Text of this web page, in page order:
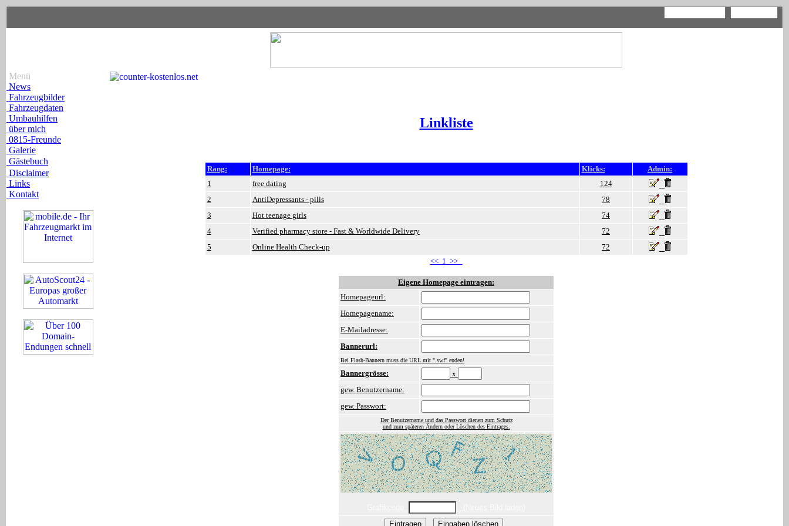
Menü
News
Fahrzeugbilder
Fahrzeugdaten
Umbauhilfen
über mich
0815-Freunde
Galerie
Gästebuch
Disclaimer
Links
Kontakt
Linkliste
Rang: Homepage: Klicks:
Admin:
1
free dating
124
2
AntiDepressants - pills
78
3
Hot teenage girls
74
4
Verified pharmacy store - Fast & Worldwide Delivery
72
5
Online Health Check-up
72
<< 1 >>
Eigene Homepage eintragen:
Homepageurl:
Homepagename:
E-Mailadresse:
Bannerurl:
Bei Flash-Bannern muss die URL mit ".swf" enden!
Bannergrösse:
x
gew. Benutzername:
gew. Passwort:
Der Benutzername und das Passwort dienen zum Schutz
und zum späteren Ändern oder Löschen des Eintrages.